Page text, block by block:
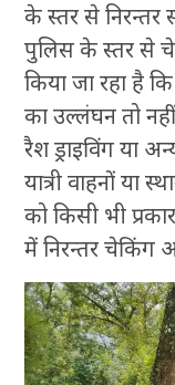
के स्तर से
पुलिस के स्तर से
किया जा रहा है कि
का उल्लंघन तो
रैश ड्राइविंग या
यात्री वाहनों या
को किसी भी
में निरन्तर चेकिंग